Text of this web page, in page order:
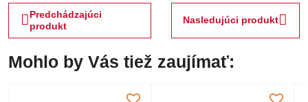
Predchádzajúci
produkt
Nasledujúci produkt
Mohlo by Vás tiež zaujímať: